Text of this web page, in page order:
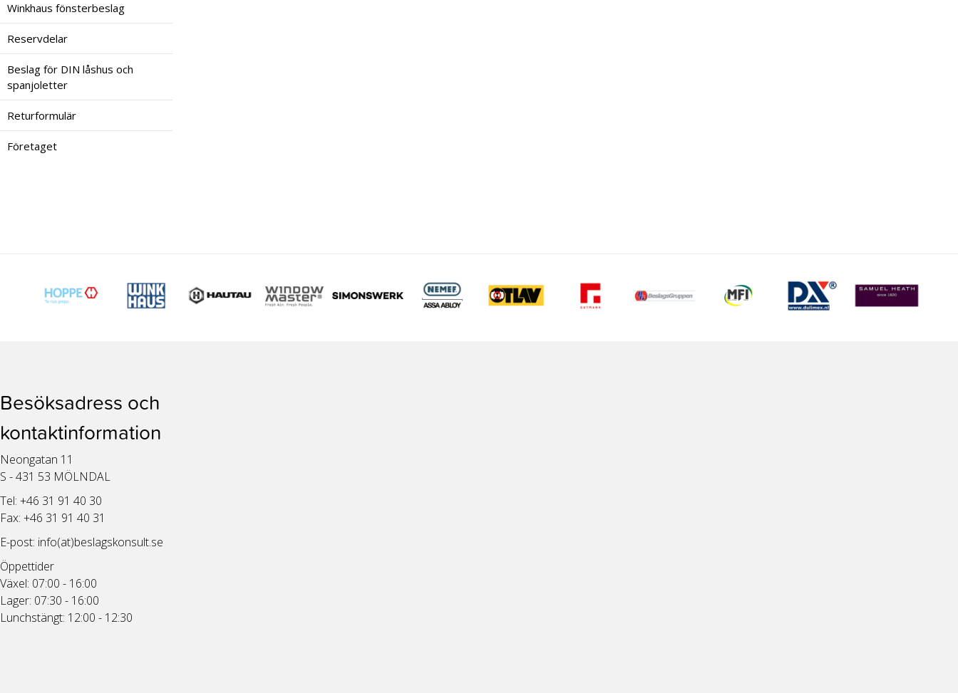
Winkhaus fönsterbeslag
Reservdelar
Beslag för DIN låshus och
spanjoletter
Returformulär
Företaget
Besöksadress och
kontaktinformation
Neongatan 11
S - 431 53 MÖLNDAL
Tel: +46 31 91 40 30
Fax: +46 31 91 40 31
E-post: info(at)beslagskonsult.se
Öppettider
Växel: 07:00 - 16:00
Lager: 07:30 - 16:00
Lunchstängt: 12:00 - 12:30